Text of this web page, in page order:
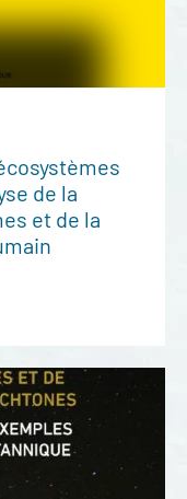
de la
et de la